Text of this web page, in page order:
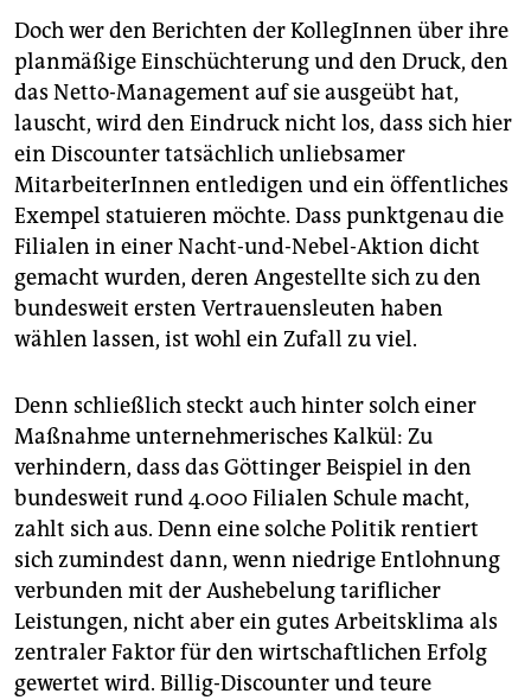
fragen & hilfe
unterstützen
abo
genossenschaft
epaper login
Doch wer den Berichten der KollegInnen über ihre
planmäßige Einschüchterung und den Druck, den
das Netto-Management auf sie ausgeübt hat,
lauscht, wird den Eindruck nicht los, dass sich hier
ein Discounter tatsächlich unliebsamer
MitarbeiterInnen entledigen und ein öffentliches
Exempel statuieren möchte. Dass punktgenau die
Filialen in einer Nacht-und-Nebel-Aktion dicht
gemacht wurden, deren Angestellte sich zu den
bundesweit ersten Vertrauensleuten haben
wählen lassen, ist wohl ein Zufall zu viel.
Denn schließlich steckt auch hinter solch einer
Maßnahme unternehmerisches Kalkül: Zu
verhindern, dass das Göttinger Beispiel in den
bundesweit rund 4.000 Filialen Schule macht,
zahlt sich aus. Denn eine solche Politik rentiert
sich zumindest dann, wenn niedrige Entlohnung
verbunden mit der Aushebelung tariflicher
Leistungen, nicht aber ein gutes Arbeitsklima als
zentraler Faktor für den wirtschaftlichen Erfolg
gewertet wird. Billig-Discounter und teure